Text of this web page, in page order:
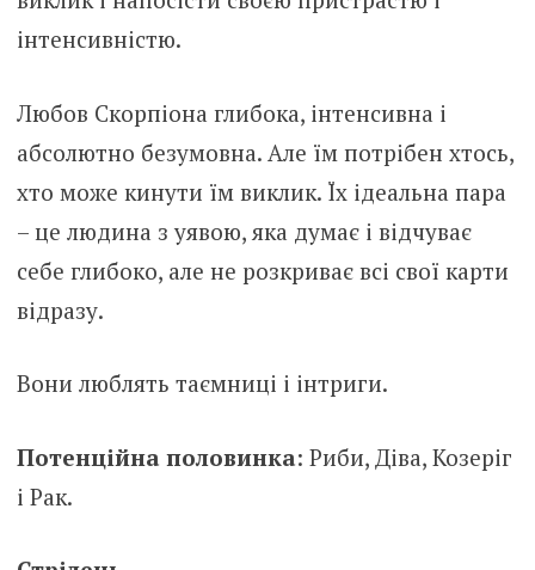
інтенсивністю.
Любов Скорпіона глибока, інтенсивна і
абсолютно безумовна. Але їм потрібен хтось,
хто може кинути їм виклик. Їх ідеальна пара
– це людина з уявою, яка думає і відчуває
себе глибоко, але не розкриває всі свої карти
відразу.
Вони люблять таємниці і інтриги.
Потенційна половинка: Риби, Діва, Козеріг
і Рак.